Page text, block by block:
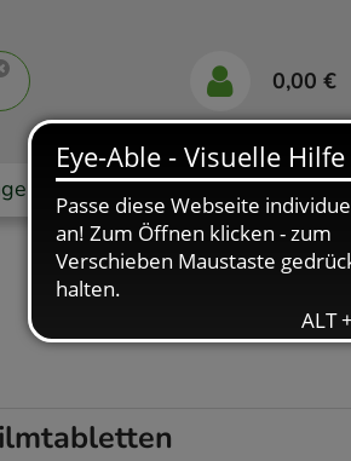
0,00 €
Markenshops Ratgeber